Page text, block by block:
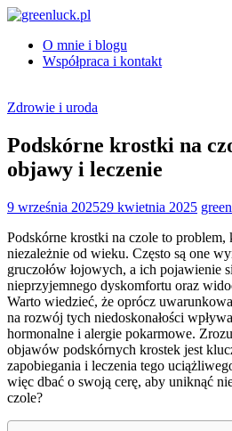
Skip
content
greenluck.pl
O mnie i blogu
Współpraca i kontakt
Zdrowie i uroda
Podskórne krostki na
objawy i leczenie
9 września 202529 kwietnia 2025
Podskórne krostki na czole to
niezależnie od wieku. Często są one
gruczołów łojowych, a ich pojawienie
nieprzyjemnego dyskomfortu oraz
Warto wiedzieć, że oprócz
na rozwój tych niedoskonałości
hormonalne i alergie pokarmowe.
objawów podskórnych krostek jest
zapobiegania i leczenia tego
więc dbać o swoją cerę, aby uniknąć
czole?